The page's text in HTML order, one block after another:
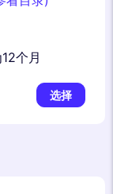
个月
选择